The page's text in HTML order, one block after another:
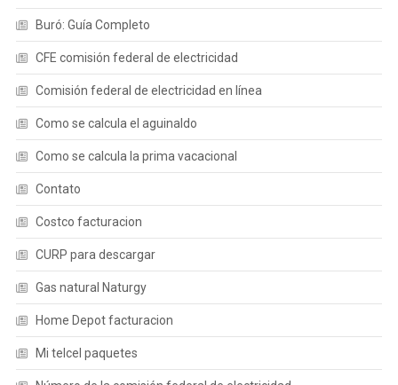
Buró: Guía Completo
CFE comisión federal de electricidad
Comisión federal de electricidad en línea
Como se calcula el aguinaldo
Como se calcula la prima vacacional
Contato
Costco facturacion
CURP para descargar
Gas natural Naturgy
Home Depot facturacion
Mi telcel paquetes